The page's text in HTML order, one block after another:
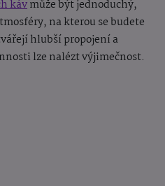
kávmůže být jednoduchý,
na kterou se budete
hlubší propojení a
lze nalézt výjimečnost.